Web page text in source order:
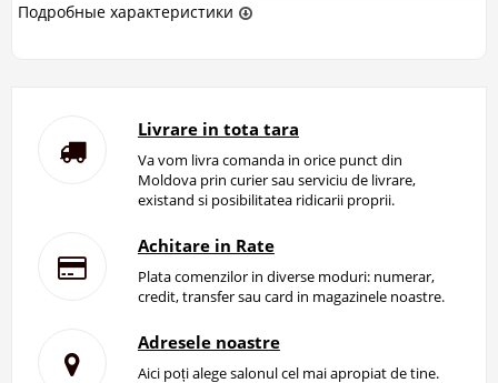
Подробные характеристики
Livrare in tota tara
Va vom livra comanda in orice punct din
Moldova prin curier sau serviciu de livrare,
existand si posibilitatea ridicarii proprii.
Achitare in Rate
Plata comenzilor in diverse moduri: numerar,
credit, transfer sau card in magazinele noastre.
Adresele noastre
Aici poți alege salonul cel mai apropiat de tine.